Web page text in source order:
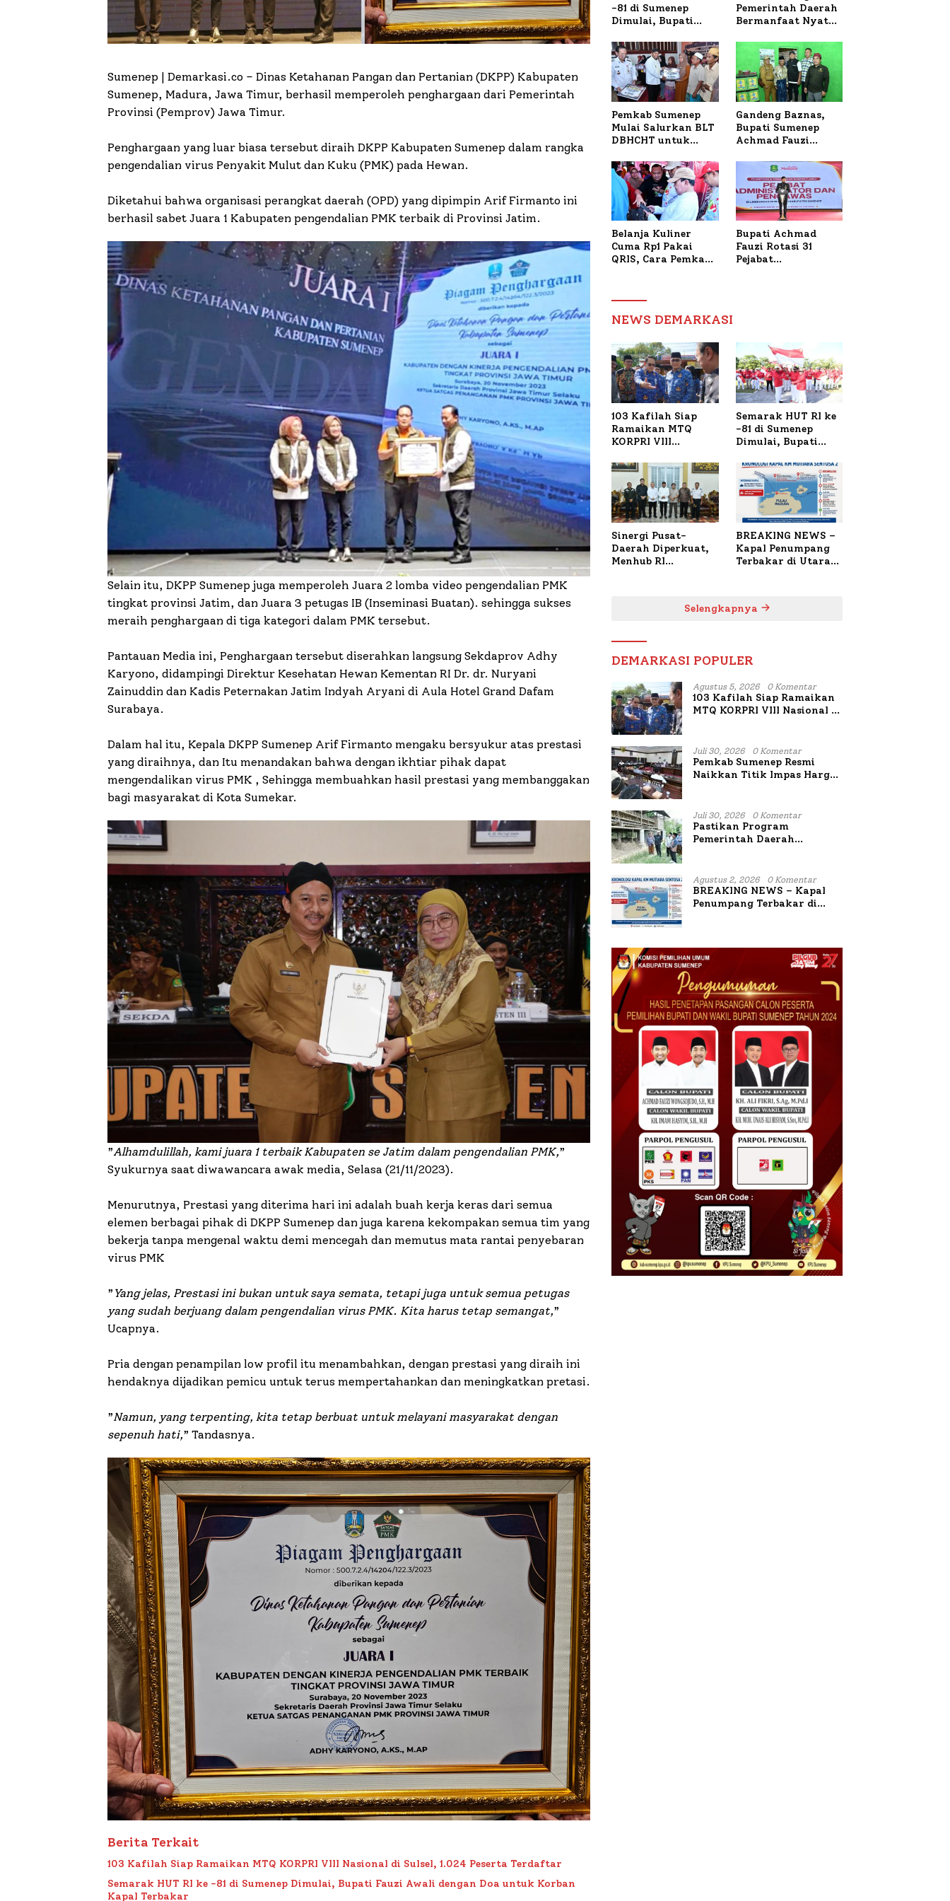
Sumenep | Demarkasi.co – Dinas Ketahanan Pangan dan Pertanian (DKPP) Kabupaten
Sumenep, Madura, Jawa Timur, berhasil memperoleh penghargaan dari Pemerintah
Provinsi (Pemprov) Jawa Timur.
Penghargaan yang luar biasa tersebut diraih DKPP Kabupaten Sumenep dalam rangka
pengendalian virus Penyakit Mulut dan Kuku (PMK) pada Hewan.
Diketahui bahwa organisasi perangkat daerah (OPD) yang dipimpin Arif Firmanto ini
berhasil sabet Juara 1 Kabupaten pengendalian PMK terbaik di Provinsi Jatim.
Selain itu, DKPP Sumenep juga memperoleh Juara 2 lomba video pengendalian PMK
tingkat provinsi Jatim, dan Juara 3 petugas IB (Inseminasi Buatan). sehingga sukses
meraih penghargaan di tiga kategori dalam PMK tersebut.
Pantauan Media ini, Penghargaan tersebut diserahkan langsung Sekdaprov Adhy
Karyono, didampingi Direktur Kesehatan Hewan Kementan RI Dr. dr. Nuryani
Zainuddin dan Kadis Peternakan Jatim Indyah Aryani di Aula Hotel Grand Dafam
Surabaya.
Dalam hal itu, Kepala DKPP Sumenep Arif Firmanto mengaku bersyukur atas prestasi
yang diraihnya, dan Itu menandakan bahwa dengan ikhtiar pihak dapat
mengendalikan virus PMK , Sehingga membuahkan hasil prestasi yang membanggakan
bagi masyarakat di Kota Sumekar.
”Alhamdulillah, kami juara 1 terbaik Kabupaten se Jatim dalam pengendalian PMK,”
Syukurnya saat diwawancara awak media, Selasa (21/11/2023).
Menurutnya, Prestasi yang diterima hari ini adalah buah kerja keras dari semua
elemen berbagai pihak di DKPP Sumenep dan juga karena kekompakan semua tim yang
bekerja tanpa mengenal waktu demi mencegah dan memutus mata rantai penyebaran
virus PMK
” Yang jelas, Prestasi ini bukan untuk saya semata, tetapi juga untuk semua petugas
yang sudah berjuang dalam pengendalian virus PMK. Kita harus tetap semangat,”
Ucapnya.
Pria dengan penampilan low profil itu menambahkan, dengan prestasi yang diraih ini
hendaknya dijadikan pemicu untuk terus mempertahankan dan meningkatkan pretasi.
”Namun, yang terpenting, kita tetap berbuat untuk melayani masyarakat dengan
sepenuh hati,” Tandasnya.
Berita Terkait
103 Kafilah Siap Ramaikan MTQ KORPRI VIII Nasional di Sulsel, 1.024 Peserta Terdaftar
Semarak HUT RI ke -81 di Sumenep Dimulai, Bupati Fauzi Awali dengan Doa untuk Korban
Kapal Terbakar
-81 di Sumenep
Dimulai, Bupati
Doa untuk Korban
Kapal Terbakar
Pemerintah Daerah
Bermanfaat Nyata
Bupati Sumenep
Tinjau Langsung
Budidaya Lele dan
Ayam Petelur di
Desa Bataal Timur
Pemkab Sumenep
Mulai Salurkan BLT
DBHCHT untuk
Tani Tembakau
Gandeng Baznas,
Bupati Sumenep
Achmad Fauzi
Serahkan Bantuan
Bedah RTLH di Dua
Kecamatan
Belanja Kuliner
Cuma Rp1 Pakai
QRIS, Cara Pemkab
Bupati Achmad
Fauzi Rotasi 31
Pejabat
NEWS DEMARKASI
103 Kafilah Siap
Ramaikan MTQ
KORPRI VIII
1.024 Peserta
Terdaftar
Semarak HUT RI ke
-81 di Sumenep
Dimulai, Bupati
Doa untuk Korban
Kapal Terbakar
Sinergi Pusat-
Daerah Diperkuat,
Menhub RI
Mutiara Sentosa II
BREAKING NEWS –
Kapal Penumpang
Terbakar di Utara
Selengkapnya
DEMARKASI POPULER
Agustus 5, 2026 0 Komentar
103 Kafilah Siap Ramaikan
MTQ KORPRI VIII Nasional di
Juli 30, 2026 0 Komentar
Pemkab Sumenep Resmi
Naikkan Titik Impas Harga
Persen
Juli 30, 2026 0 Komentar
Pastikan Program
Pemerintah Daerah
Sumenep Tinjau Langsung
Budidaya Lele dan Ayam
Petelur di Desa Bataal Timur
Agustus 2, 2026 0 Komentar
BREAKING NEWS – Kapal
Penumpang Terbakar di